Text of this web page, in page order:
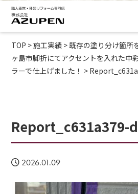
TOP >施工実績 >既存の塗り分け箇所
ヶ島市脚折にてアクセントを入れた中
ラーで仕上げました！ >
Report_c631a379-
2026.01.09